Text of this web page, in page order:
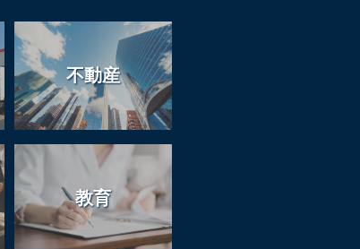
不動産
教育